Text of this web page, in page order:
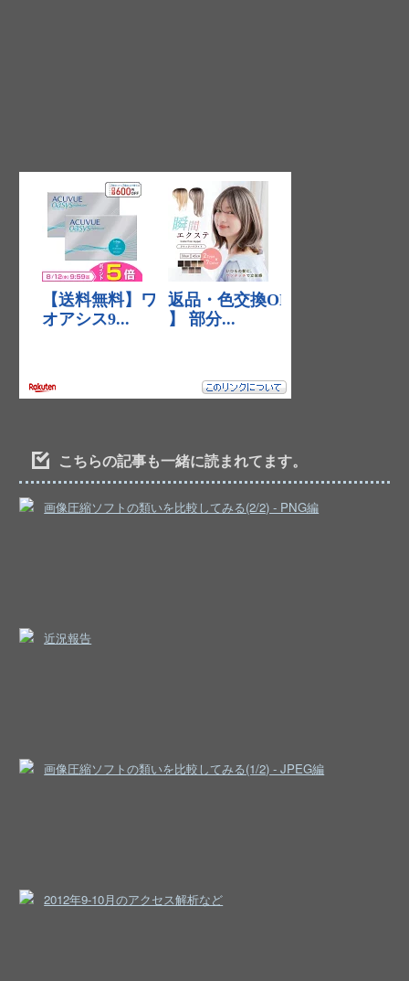
こちらの記事も一緒に読まれてます。
画像圧縮ソフトの類いを比較してみる(2/2) - PNG編
近況報告
画像圧縮ソフトの類いを比較してみる(1/2) - JPEG編
2012年9-10月のアクセス解析など